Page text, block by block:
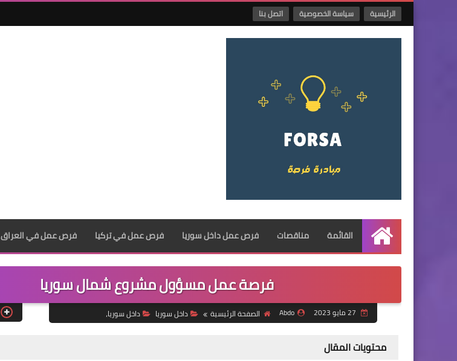
الرئيسية سياسة الخصوصية اتصل بنا
الرئيسية
القائمة مناقصات فرص عمل داخل سوريا فرص عمل في تركيا فرص عمل في العراق
فرصة عمل مسؤول مشروع شمال سوريا
Abdo الصفحة الرئيسية داخل سوريا داخل سوريا،
محتويات المقال